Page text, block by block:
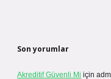
Son yorumlar
Akreditif Güvenli Mi için